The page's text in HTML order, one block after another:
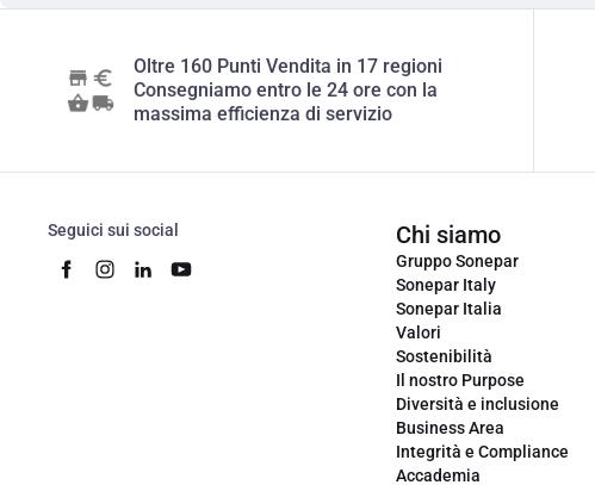
Oltre 160 Punti Vendita in 17 regioni
Consegniamo entro le 24 ore con la
massima efficienza di servizio
Seguici sui social Chi siamo
Gruppo Sonepar
Sonepar Italy
Sonepar Italia
Valori
Sostenibilità
Il nostro Purpose
Diversità e inclusione
Business Area
Integrità e Compliance
Accademia